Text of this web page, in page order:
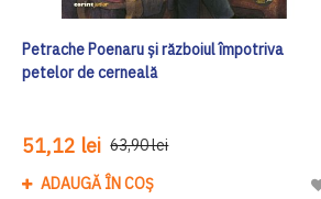
Petrache Poenaru și războiul împotriva
petelor de cerneală
51,12 lei 63,90 lei
ADAUGĂ ÎN COȘ